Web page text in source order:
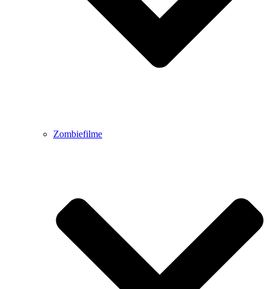
Zombiefilme